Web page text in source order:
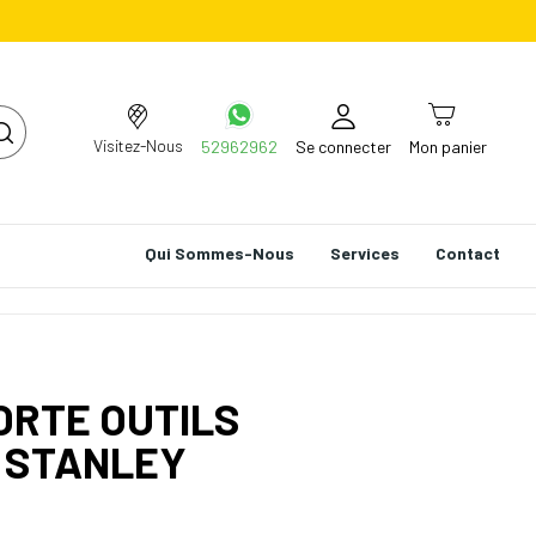
Visitez-Nous 52962962 Se connecter Mon panier
Qui Sommes-Nous Services Contact
OUTILS